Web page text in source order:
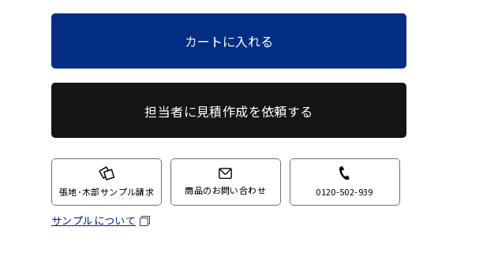
カートに入れる
担当者に見積作成を依頼する
張地･木部サンプル請求 商品のお問い合わせ 0120-502-939
サンプルについて